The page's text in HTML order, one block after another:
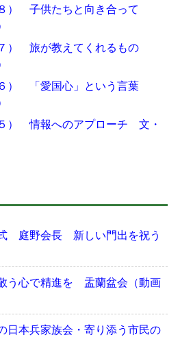
） 子供たちと向き合って
） 旅が教えてくれるもの
） 「愛国心」という言葉
） 情報へのアプローチ 文・
庭野会長 新しい門出を祝う
う心で精進を 盂蘭盆会（動画
日本兵家族会・寄り添う市民の